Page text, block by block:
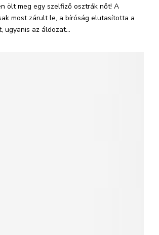
ölt meg egy szelfiző osztrák nőt! A
most zárult le, a bíróság elutasította a
ugyanis az áldozat...